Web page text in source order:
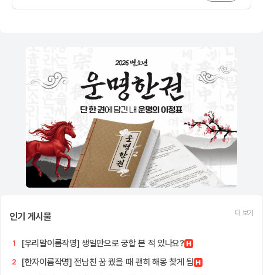
인기 게시물 더 보기
1 [우리말이름작명] 생일만으로 궁합 본 적 있나요?
2 [한자이름작명] 전남친 꿈 꿨을 때 괜히 해몽 찾게 됨